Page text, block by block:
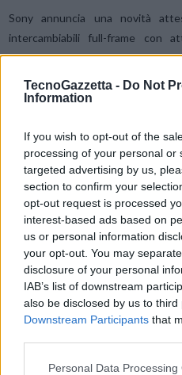
TecnoGazzetta - Do Not
Information
If you wish to opt-out of the
processing of your personal or
targeted advertising by us,
section to confirm your
opt-out request is processed
interest-based ads based on
us or personal information
your opt-out. You may
disclosure of your personal
IAB’s list of downstream
also be disclosed by us to third
Downstream Participants that
Personal Data Processing
VIEW
Sony annuncia una novità
intercambiabili full-frame con
SEL135F18GM, un teleobiettivo
F1,8 ad ampia apertura. Dotato
di Sony, …